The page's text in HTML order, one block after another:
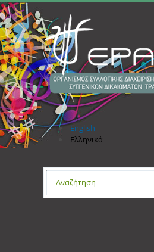
Παράκαμψη προς το κυρίως περιεχόμενο
English
Ελληνικά
Φόρμα αναζήτησης